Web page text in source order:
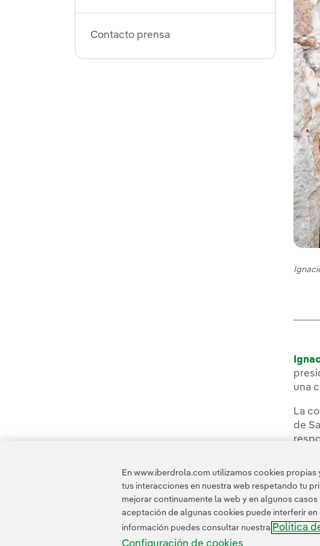
Contacto prensa
una
La
de
del
En www.iberdrola.com utilizamos cookies
tus interacciones en nuestra web respetando tu
mejorar continuamente la web y en algunos
aceptación de algunas cookies puede interferir
información puedes consultar nuestra Política
Configuración de cookies